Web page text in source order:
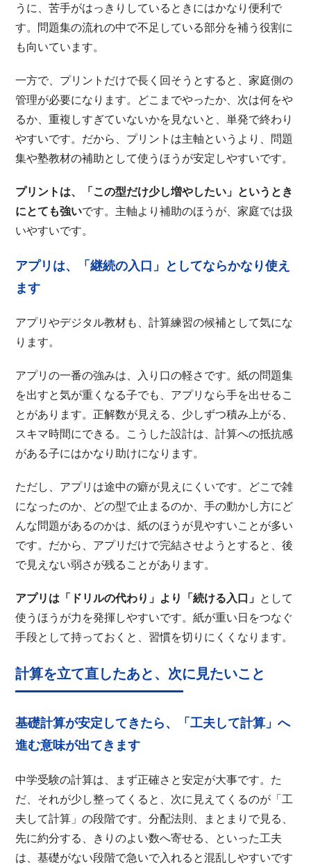
うに、苦手がはっきりしているときにはかなり便利で
す。問題集の流れの中で不足している部分を補う役割に
も向いています。
一方で、プリントだけで長く回そうとすると、家庭側の
管理が必要になります。どこまでやったか、次は何をや
るか、重複しすぎていないかを見ないと、単発で終わり
やすいです。だから、プリントは主軸というより、問題
集や塾教材の補助として使うほうが安定しやすいです。
プリントは、「この型だけ少し増やしたい」というとき
にとても強いです。主軸より補助のほうが、家庭では扱
いやすいです。
アプリは、「継続の入口」としてならかなり使え
ます
アプリやデジタル教材も、計算練習の候補として気にな
ります。
アプリの一番の強みは、入り口の軽さです。紙の問題集
を出すと気が重くなる子でも、アプリなら手を出せるこ
とがあります。正解数が見える、少しずつ積み上がる、
スキマ時間にできる。こうした設計は、計算への抵抗感
がある子にはかなり助けになります。
ただし、アプリは途中の癖が見えにくいです。どこで雑
になったのか、どの型で止まるのか、手の動かし方にど
んな問題があるのかは、紙のほうが見やすいことが多い
です。だから、アプリだけで完結させようとすると、後
で見えない弱さが残ることがあります。
アプリは「ドリルの代わり」より「続ける入口」 として
使うほうが力を発揮しやすいです。紙が重い日をつなぐ
手段として持っておくと、習慣を切りにくくなります。
計算を立て直したあと、次に見たいこと
基礎計算が安定してきたら、「工夫して計算」へ
進む意味が出てきます
中学受験の計算は、まず正確さと安定が大事です。た
だ、それが少し整ってくると、次に見えてくるのが「工
夫して計算」の段階です。分配法則、まとまりで見る、
先に約分する、きりのよい数へ寄せる、といった工夫
は、基礎がない段階で急いで入れると混乱しやすいです